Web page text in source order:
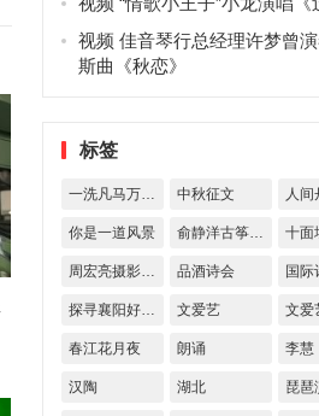
视频 佳音琴行总经理许梦曾
斯曲《秋恋》
标签
一洗凡马万古空 中秋征文 人间
你是一道风景 俞静洋古筝艺术交流 十面
周宏亮摄影作品 品酒诗会
探寻襄阳好风物 文爱艺
春江花月夜 朗诵 李慧
汉陶 湖北 琵琶